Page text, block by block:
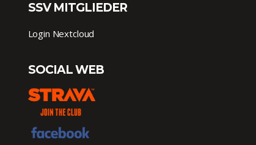
SSV MITGLIEDER
Login Nextcloud
SOCIAL WEB